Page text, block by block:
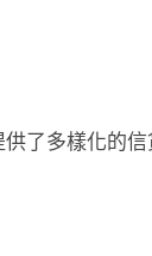
了多樣化的